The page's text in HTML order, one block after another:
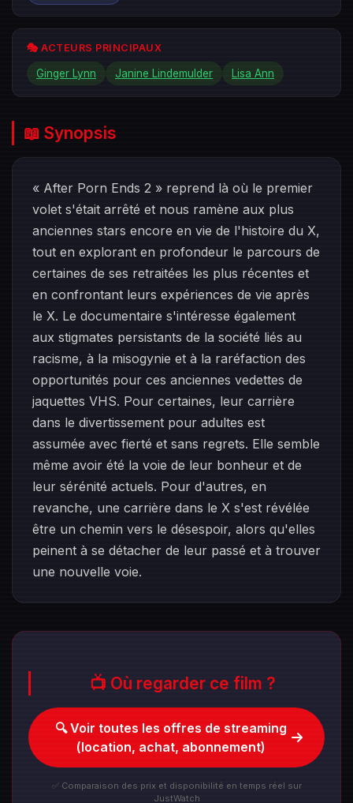
🎭 ACTEURS PRINCIPAUX
Ginger Lynn Janine Lindemulder Lisa Ann
📖 Synopsis
« After Porn Ends 2 » reprend là où le premier
volet s'était arrêté et nous ramène aux plus
anciennes stars encore en vie de l'histoire du X,
tout en explorant en profondeur le parcours de
certaines de ses retraitées les plus récentes et
en confrontant leurs expériences de vie après
le X. Le documentaire s'intéresse également
aux stigmates persistants de la société liés au
racisme, à la misogynie et à la raréfaction des
opportunités pour ces anciennes vedettes de
jaquettes VHS. Pour certaines, leur carrière
dans le divertissement pour adultes est
assumée avec fierté et sans regrets. Elle semble
même avoir été la voie de leur bonheur et de
leur sérénité actuels. Pour d'autres, en
revanche, une carrière dans le X s'est révélée
être un chemin vers le désespoir, alors qu'elles
peinent à se détacher de leur passé et à trouver
une nouvelle voie.
📺 Où regarder ce film ?
🔍 Voir toutes les offres de streaming
(location, achat, abonnement)
✅ Comparaison des prix et disponibilité en temps réel sur
JustWatch